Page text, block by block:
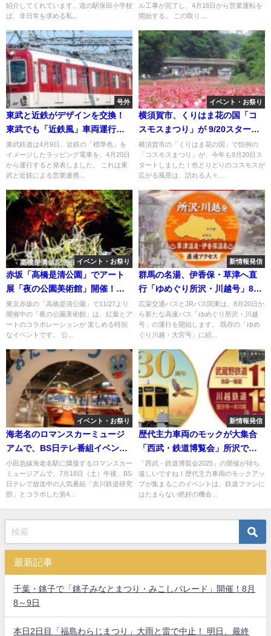
紹介してくれています。道の駅保田小学校
は、非日常を求める私...
ル工事が完了し、4月16日から営業運転を
開始する。 この取り...
号外
東武と近鉄がデザインを交換！
東武でも「近鉄風」車両運行開
始！4/20～
東武鉄道は4月9日、近鉄の「標準色」を
イメージしたラッピング電車を、4月20日
から運行すると発表しました。 これは東
武と近鉄による営業連携...
イベント・お祭り
横須賀市、くりはま花の国「コ
スモスまつり」が 9/20スター
ト！
横須賀市の「くりはま花の国」で恒例の
「コスモスまつり」が、今年も9月20日ス
タートしました！色とりどりのコスモスが
広がる風景は、訪れる人々...
イベント・お祭り
赤坂「高橋是清公園」でアート
展「夜の公園美術館」開催！
11/27～
東京赤坂の「高橋是清公園」で11/27より
開催中の「夜の公園美術館」は、紅葉とア
ートのコラボレーションが 楽しめる特別
なイベントです。 公...
新情報発信
群馬の名湯、伊香保・草津へ直
行「ゆめぐり所沢・川越号」8月
20日～運行！
広栄交通バスとJRバス関東は、8月20日か
ら新たな高速バス「ゆめぐり所沢・川越
号」の運行を開始します。 既存の「ゆめ
ぐり川越・大宮号」に続...
イベント・お祭り
海老名のロマンスカーミュージ
アムで、BS日テレ番組イベント
の開催！7/18日
小田急線海老名駅に隣接するロマンスカー
ミュージアムで、7月18日（土）午後、BS
日テレで放送中の人気番組「吉川鉄道研究
部」とコラボした第4...
新情報発信
歴代主力車両のモックが大集合
「西武・鉄道博覧会」所沢で開
催
「西武・鉄道博覧会2025」の開催が待ち
遠しいですね！歴代主力車両のモックアッ
プが集まるこのイベントは、鉄道ファンに
はたまらない絶好の機会...
最新記事
千葉・銚子で「銚子みなとまつり・みこしパレード」開催！8月
8～9日
本日2日目「福島わらじまつり」大雨と雷で中止！ 明日、最終